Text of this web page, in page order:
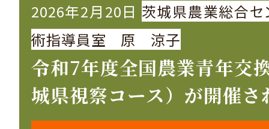
2026年2月20日 茨城県農業総合セ
術指導員室 原 涼子
令和7年度全国農業青年交
城県視察コース）が開催さ